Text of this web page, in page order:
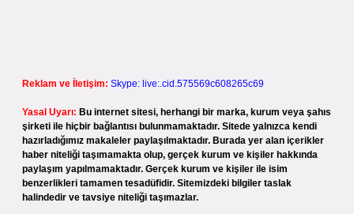
Reklam ve İletişim: Skype: live:.cid.575569c608265c69
Yasal Uyarı: Bu internet sitesi, herhangi bir marka, kurum veya şahıs
şirketi ile hiçbir bağlantısı bulunmamaktadır. Sitede yalnızca kendi
hazırladığımız makaleler paylaşılmaktadır. Burada yer alan içerikler
haber niteliği taşımamakta olup, gerçek kurum ve kişiler hakkında
paylaşım yapılmamaktadır. Gerçek kurum ve kişiler ile isim
benzerlikleri tamamen tesadüfidir. Sitemizdeki bilgiler taslak
halindedir ve tavsiye niteliği taşımazlar.